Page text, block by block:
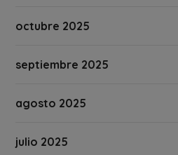
octubre 2025
septiembre 2025
agosto 2025
julio 2025